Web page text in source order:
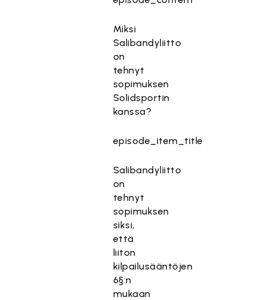
Miksi
Salibandyliitto
on
tehnyt
sopimuksen
Solidsportin
kanssa?
episode_item_title
Salibandyliitto
on
tehnyt
sopimuksen
siksi,
että
liiton
kilpailusääntöjen
6§:n
mukaan